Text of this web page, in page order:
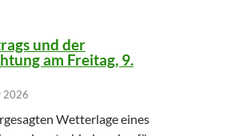
und der
am Freitag, 9.
2026
Wetterlage eines